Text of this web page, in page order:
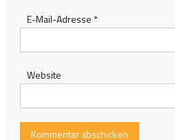
E-Mail-Adresse *
Website